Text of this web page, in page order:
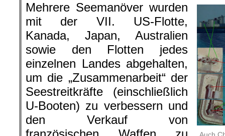
Auch
Mehrere Seemanöver wurden
mit der VII. US-Flotte,
Kanada, Japan, Australien
sowie den Flotten jedes
einzelnen Landes abgehalten,
um die „Zusammenarbeit“ der
Seestreitkräfte (einschließlich
U-Booten) zu verbessern und
den Verkauf von